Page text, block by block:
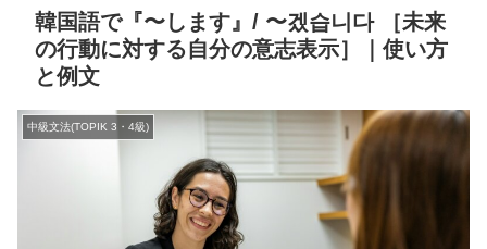
韓国語で『〜します』/ 〜겠습니다 ［未来
の行動に対する自分の意志表示］｜使い方
と例文
中級文法(TOPIK 3・4級)